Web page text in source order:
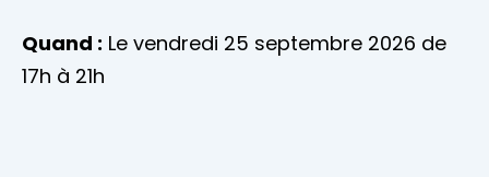
Quand : Le vendredi 25 septembre 2026 de
17h à 21h